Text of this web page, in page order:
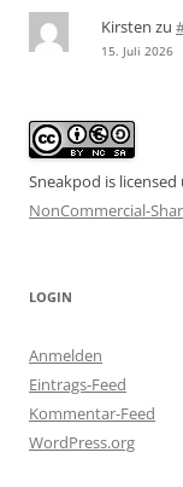
Kirsten zu
15. Juli 2026
Sneakpod is licensed
NonCommercial-
LOGIN
Anmelden
Eintrags-Feed
Kommentar-Feed
WordPress.org